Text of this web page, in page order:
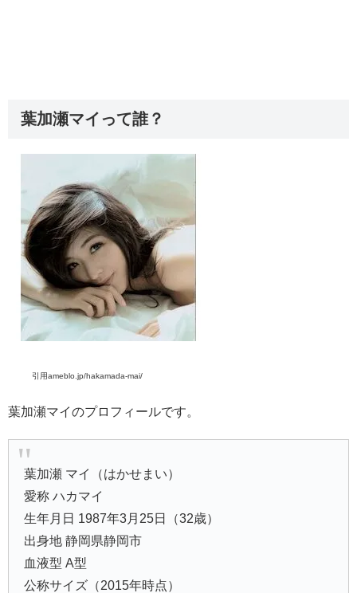
葉加瀬マイって誰？
引用ameblo.jp/hakamada-mai/
葉加瀬マイのプロフィールです。
葉加瀬 マイ（はかせまい）
愛称 ハカマイ
生年月日 1987年3月25日（32歳）
出身地 静岡県静岡市
血液型 A型
公称サイズ（2015年時点）